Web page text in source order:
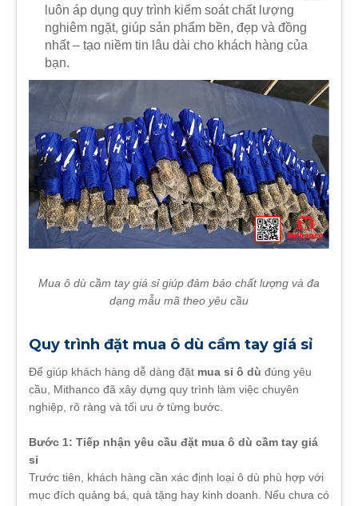
luôn áp dụng quy trình kiểm soát chất lượng
nghiêm ngặt, giúp sản phẩm bền, đẹp và đồng
nhất – tạo niềm tin lâu dài cho khách hàng của
bạn.
Mua ô dù cầm tay giá sỉ giúp đảm bảo chất lượng và đa
dạng mẫu mã theo yêu cầu
Quy trình đặt mua ô dù cầm tay giá sỉ
Để giúp khách hàng dễ dàng đặt mua sỉ ô dù đúng yêu
cầu, Mithanco đã xây dựng quy trình làm việc chuyên
nghiệp, rõ ràng và tối ưu ở từng bước.
Bước 1: Tiếp nhận yêu cầu đặt mua ô dù cầm tay giá
sỉ
Trước tiên, khách hàng cần xác định loại ô dù phù hợp với
mục đích quảng bá, quà tặng hay kinh doanh. Nếu chưa có